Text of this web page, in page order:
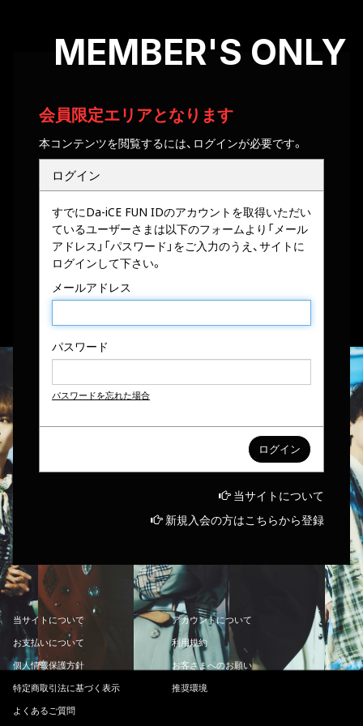
MEMBER'S ONLY
会員限定エリアとなります
本コンテンツを閲覧するには、ログインが必要です。
ログイン
すでにDa-iCE FUN IDのアカウントを取得いただい
ているユーザーさまは以下のフォームより「メール
アドレス」「パスワード」をご入力のうえ、サイトに
ログインして下さい。
メールアドレス
パスワード
パスワードを忘れた場合
当サイトについて
新規入会の方はこちらから登録
当サイ ト について アカウントについて
お支払いについて 利用規約
個人情報保護方針 お客さまへのお願い
特定商取引法に基づく 表示 推奨環境
よ く あるご質問